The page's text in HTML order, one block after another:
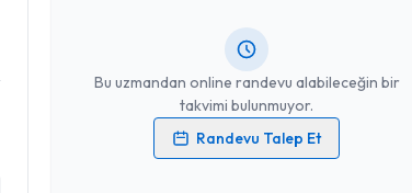
Bu uzmandan online randevu alabileceğin bir
takvimi bulunmuyor.
Randevu Talep Et
Kişisel verilerimin işlenmesine ilişkinAydınlatma Metni